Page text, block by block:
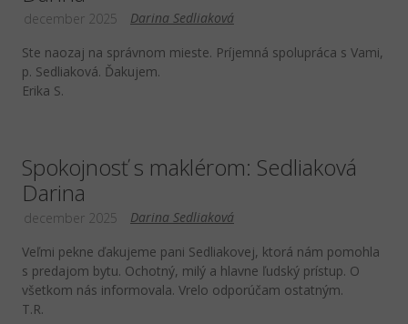
Darina Sedliaková
december 2025
Ste naozaj na správnom mieste. Príjemná spolupráca s Vami,
p. Sedliaková. Ďakujem.
Erika S.
Spokojnosť s maklérom: Sedliaková
Darina
Darina Sedliaková
december 2025
Veľmi pekne ďakujeme pani Sedliakovej, ktorá nám pomohla
s predajom bytu. Ochotný, milý a hlavne ľudský prístup. O
všetkom nás informovala. Vrelo odporúčam ostatným.
T.R.